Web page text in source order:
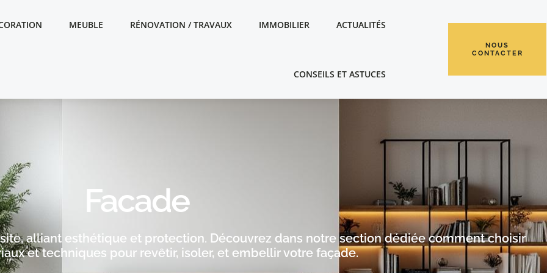
MEUBLE RÉNOVATION / TRAVAUX IMMOBILIER ACTUALITÉS
CONSEILS ET ASTUCES
NOUS
CONTACTER
Facade
alliant esthétique et protection. Découvrez dans notre section dédiée comment choisir
et techniques pour revêtir, isoler, et embellir votre façade.